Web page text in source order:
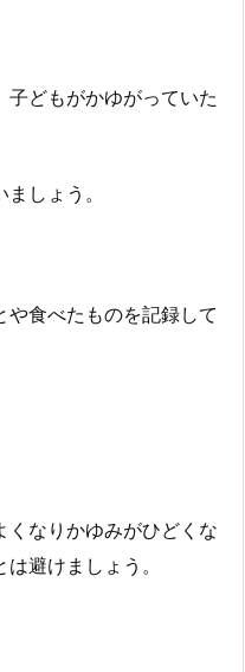
子どもがかゆがっていた
しょう。
や食べたものを記録して
くなりかゆみがひどくな
避けましょう。